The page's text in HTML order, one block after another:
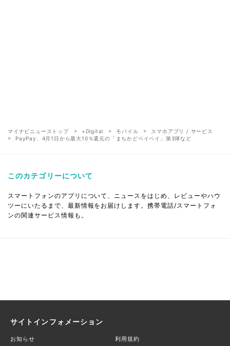
マイナビニューストップ +Digital モバイル
スマホアプリ / サービス
PayPay、4月1日から最大10％還元の「まちかどペイペイ」第3弾など
このカテゴリーについて
スマートフォンのアプリについて、ニュースをはじめ、レビューやハウ
ツーにいたるまで、最新情報をお届けします。携帯電話/スマートフォ
ンの関連サービス情報も。
サイトインフォメーション
お知らせ 利用規約